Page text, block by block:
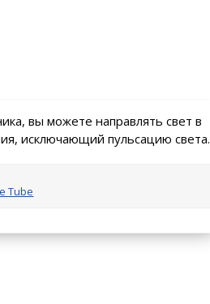
вы можете направлять свет в
исключающий пульсацию света.
Tube